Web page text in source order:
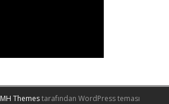
MH Themestarafından WordPress teması